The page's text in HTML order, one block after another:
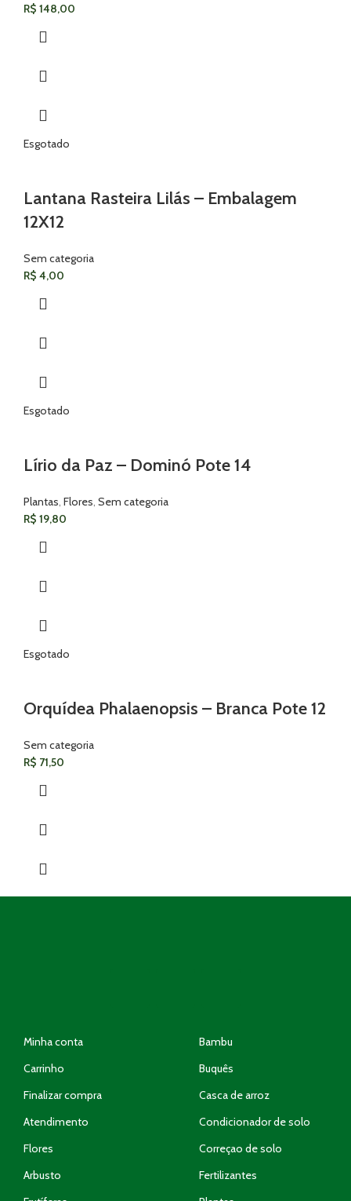
R$ 148,00
Esgotado
Lantana Rasteira Lilás – Embalagem
12X12
Sem categoria
R$ 4,00
Esgotado
Lírio da Paz – Dominó Pote 14
Plantas Flores Sem categoria
R$ 19,80
Esgotado
Orquídea Phalaenopsis – Branca Pote 12
Sem categoria
R$ 71,50
Minha conta
Carrinho
Finalizar compra
Atendimento
Flores
Arbusto
Bambu
Buquês
Casca de arroz
Condicionador de solo
Correçao de solo
Fertilizantes